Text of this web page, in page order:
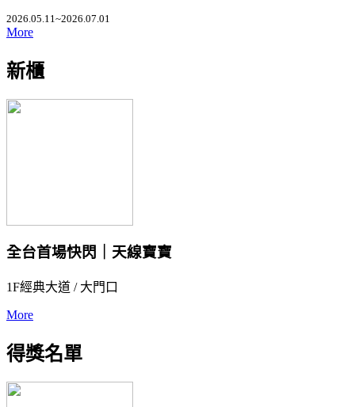
2026.05.11~2026.07.01
More
新櫃
全台首場快閃｜天線寶寶
1F經典大道 / 大門口
More
得獎名單